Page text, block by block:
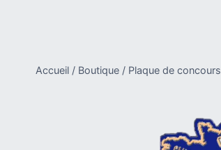
Accueil / Boutique / Plaque de concours